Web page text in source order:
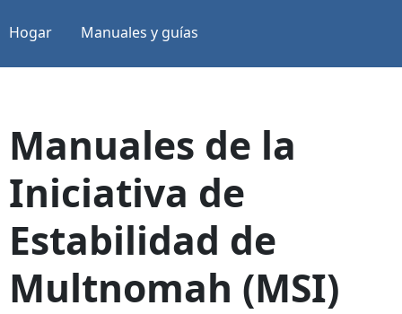
Hogar Manuales y guías
Manuales de la
Iniciativa de
Estabilidad de
Multnomah (MSI)